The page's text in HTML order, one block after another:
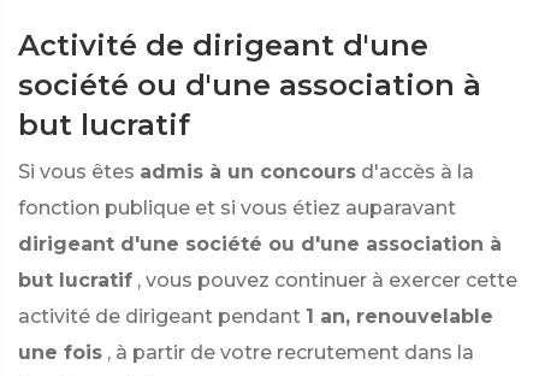
Activité de dirigeant d'une
société ou d'une association à
but lucratif
Si vous êtes admis à un concours d'accès à la
fonction publique et si vous étiez auparavant
dirigeant d'une société ou d'une association à
but lucratif , vous pouvez continuer à exercer cette
activité de dirigeant pendant 1 an, renouvelable
une fois , à partir de votre recrutement dans la